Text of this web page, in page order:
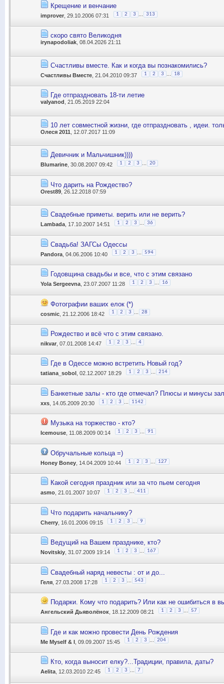
Крещение и венчание
improver , 29.10.2006 07:31 1 2 3 313
скоро свято Великодня
irynapodoliak , 08.04.2026 21:11
Счастливы вместе. Как и когда вы познакомились?
Счастливы Вместе , 21.04.2010 09:37 1 2 3 18
Где отпраздновать 18-ти летие
valyanod , 21.05.2019 22:04
10 лет совместной жизни, где отпраздновать , идеи.
Олеся 2011 , 12.07.2017 11:09
Девичник и Мальчишник))))
Blumarine , 30.08.2007 09:42 1 2 3 20
Что дарить на Рождество?
Orest89 , 26.12.2018 07:59
Свадебные приметы. верить или не верить?
Lambada , 17.10.2007 14:51 1 2 3 36
Свадьба! ЗАГСы Одессы
Pandora , 04.06.2006 10:40 1 2 3 594
Годовщина свадьбы и все, что с этим связано
Yola Sergeevna , 23.07.2007 11:28 1 2 3 16
Фотографии ваших елок (*)
cosmic , 21.12.2006 18:42 1 2 3 28
Рождество и всё что с этим связано.
nikvar , 07.01.2008 14:47 1 2 3 4
Где в Одессе можно встретить Новый год?
tatiana_sobol , 02.12.2007 18:29 1 2 3 214
Банкетные залы - кто где отмечал? Плюсы и минусы
xxs , 14.05.2009 20:30 1 2 3 1142
Музыка на торжество - кто?
Icemouse , 11.08.2009 00:14 1 2 3 91
Обручальные кольца =)
Honey Boney , 14.04.2009 10:44 1 2 3 127
Какой сегодня праздник или за что пьем сегодня
asmo , 21.01.2007 10:07 1 2 3 411
Что подарить начальнику?
Cherry , 16.01.2006 09:15 1 2 3 9
Ведущий на Вашем празднике, кто?
Novitskiy , 31.07.2009 19:14 1 2 3 167
Свадебный наряд невесты : от и до...
Геля , 27.03.2008 17:28 1 2 3 ... 543
Подарки. Кому что подарить? Или как не ошибиться в
Ангельский Дьяволёнок , 18.12.2009 08:21 1 2 3 57
Где и как можно провести День Рождения
Me Myself & I , 09.09.2007 15:45 1 2 3 ... 204
Кто, когда выносит елку?...Традиции, правила, даты?
Aelita , 12.03.2010 22:45 1 2 3 7